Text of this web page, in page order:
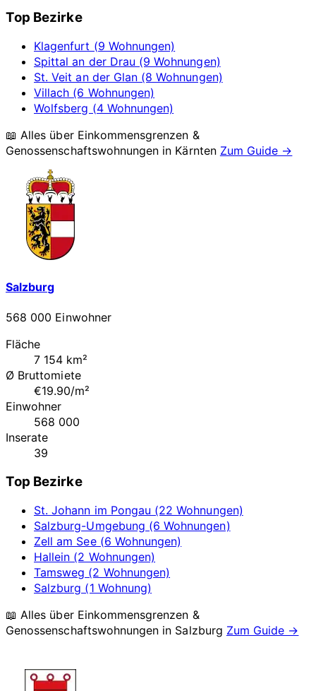
Top Bezirke
Klagenfurt (9 Wohnungen)
Spittal an der Drau (9 Wohnungen)
St. Veit an der Glan (8 Wohnungen)
Villach (6 Wohnungen)
Wolfsberg (4 Wohnungen)
📖 Alles über Einkommensgrenzen &
Genossenschaftswohnungen in Kärnten Zum Guide →
Salzburg
568 000 Einwohner
Fläche
7 154 km²
Ø Bruttomiete
€19.90/m²
Einwohner
568 000
Inserate
39
Top Bezirke
St. Johann im Pongau (22 Wohnungen)
Salzburg-Umgebung (6 Wohnungen)
Zell am See (6 Wohnungen)
Hallein (2 Wohnungen)
Tamsweg (2 Wohnungen)
Salzburg (1 Wohnung)
📖 Alles über Einkommensgrenzen &
Genossenschaftswohnungen in Salzburg Zum Guide →